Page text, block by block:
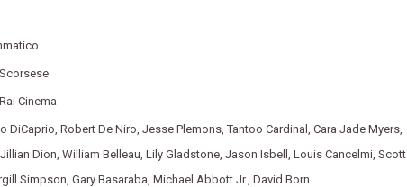
Rai Cinema
DiCaprio,Robert De Niro,Jesse Plemons,Tantoo Cardinal,Cara Jade Myers,
Jillian Dion,William Belleau,Lily Gladstone,Jason Isbell,Louis Cancelmi,Scott
Simpson,Gary Basaraba,Michael Abbott Jr.,David Born